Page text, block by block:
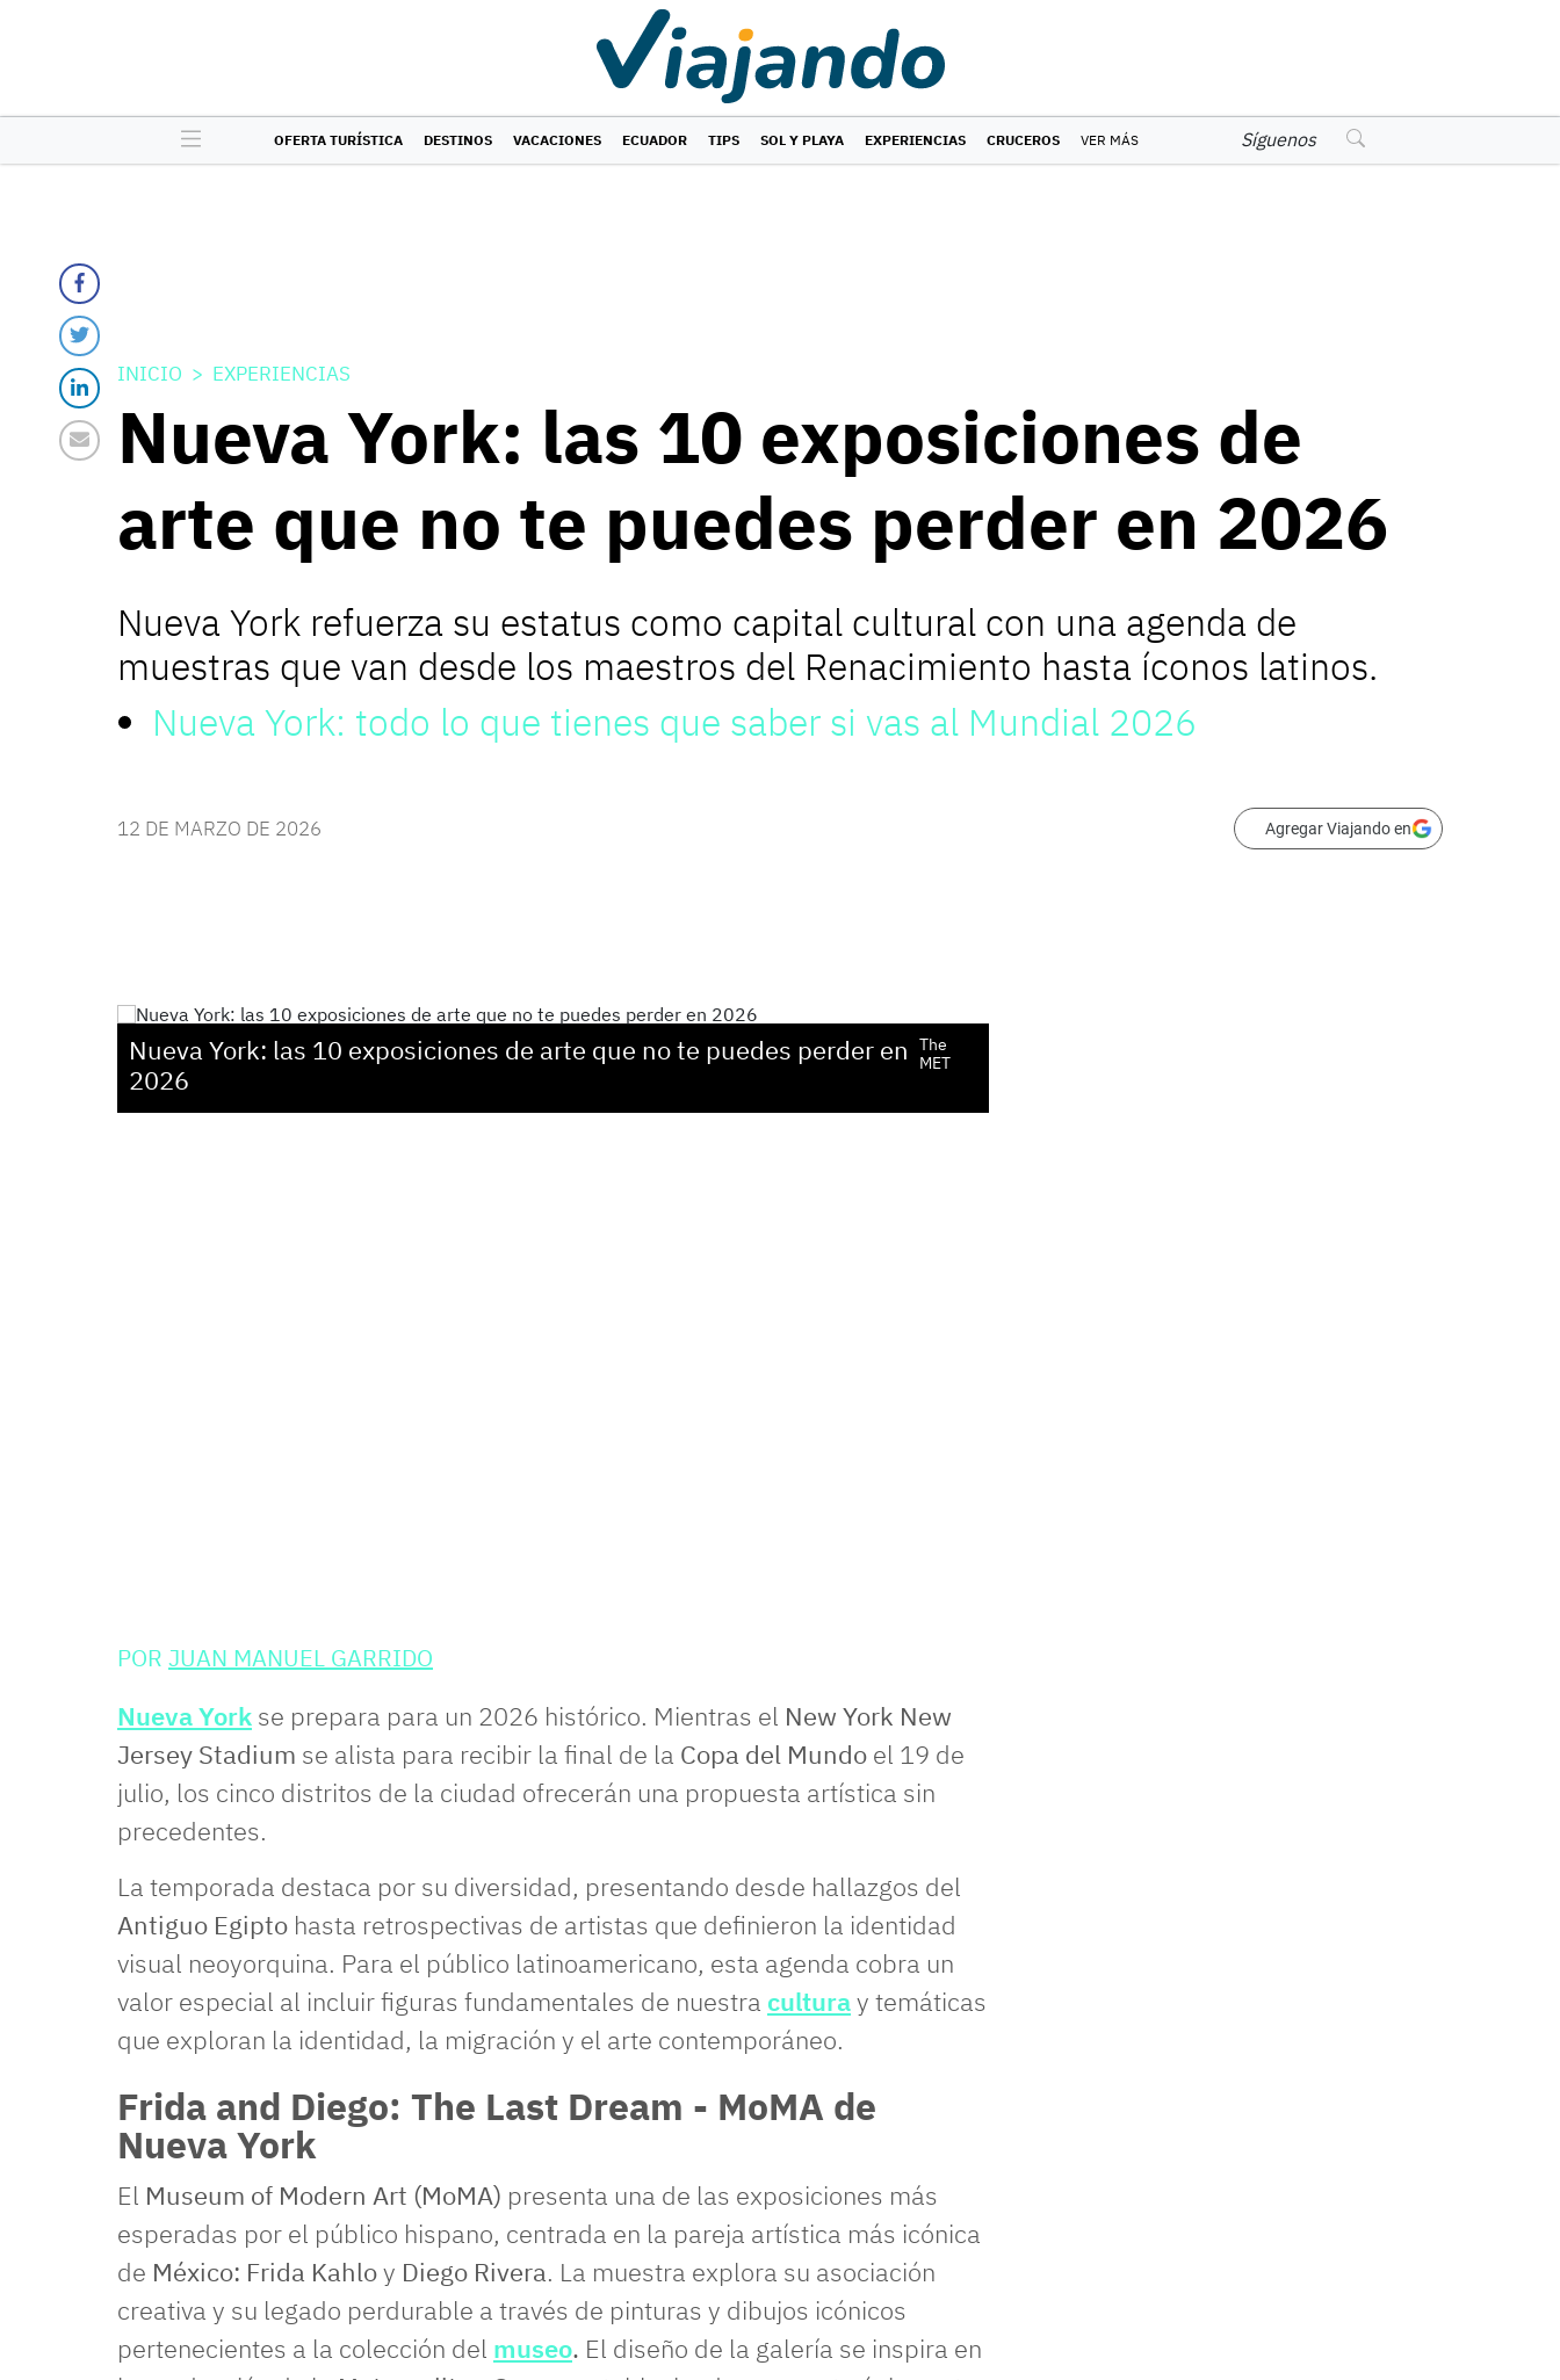
OFERTA TURÍSTICA DESTINOS VACACIONES ECUADOR TIPS SOL Y PLAYA EXPERIENCIAS CRUCEROS VER MÁS Síguenos
INICIO EXPERIENCIAS
Nueva York: las 10 exposiciones de
arte que no te puedes perder en 2026
Nueva York refuerza su estatus como capital cultural con una agenda de
muestras que van desde los maestros del Renacimiento hasta íconos latinos.
Nueva York: todo lo que tienes que saber si vas al Mundial 2026
12 DE MARZO DE 2026 Agregar Viajando en
Nueva York: las 10 exposiciones de arte que no te puedes perder en
2026
The
MET
POR JUAN MANUEL GARRIDO
Nueva York se prepara para un 2026 histórico. Mientras el New York New
Jersey Stadium se alista para recibir la final de la Copa del Mundo el 19 de
julio, los cinco distritos de la ciudad ofrecerán una propuesta artística sin
precedentes.
La temporada destaca por su diversidad, presentando desde hallazgos del
Antiguo Egipto hasta retrospectivas de artistas que definieron la identidad
visual neoyorquina. Para el público latinoamericano, esta agenda cobra un
valor especial al incluir figuras fundamentales de nuestra culturay temáticas
que exploran la identidad, la migración y el arte contemporáneo.
Frida and Diego: The Last Dream - MoMA de
Nueva York
El Museum of Modern Art (MoMA) presenta una de las exposiciones más
esperadas por el público hispano, centrada en la pareja artística más icónica
de México: Frida Kahloy Diego Rivera. La muestra explora su asociación
creativa y su legado perdurable a través de pinturas y dibujos icónicos
pertenecientes a la colección del museo. El diseño de la galería se inspira en